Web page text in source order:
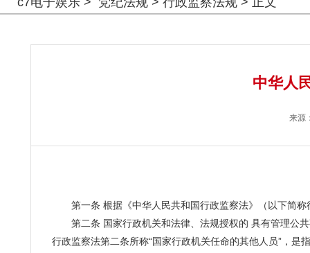
中华人
来源
第一条 根据《中华人民共和国行政监察法》（以下简称
第二条 国家行政机关和法律、法规授权的 具有管理公共
行政监察法第二条所称“国家行政机关任命的其他人员”，